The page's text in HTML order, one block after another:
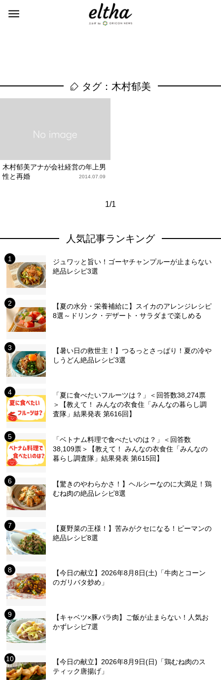
タグ：木村郁美
木村郁美アナが会社経営の年上男
性と再婚
2014.07.09
1/1
人気記事ランキング
ジュワッと旨い！ゴーヤチャンプルーが止まらない
絶品レシピ3選
【夏の水分・栄養補給に】スイカのアレンジレシピ
8選～ドリンク・デザート・サラダまで楽しめる
【暑い日の救世主！】つるっとさっぱり！夏の冷や
しうどん絶品レシピ3選
「夏に食べたいフルーツは？」＜回答数38,274票
＞【教えて！ みんなの衣食住「みんなの暮らし調
査隊」結果発表 第616回】
「ベトナム料理で食べたいのは？」＜回答数
38,109票＞【教えて！ みんなの衣食住「みんなの
暮らし調査隊」結果発表 第615回】
【驚きのやわらかさ！】ヘルシーなのに大満足！鶏
むね肉の絶品レシピ8選
【夏野菜の王様！】苦みがクセになる！ピーマンの
絶品レシピ8選
【今日の献立】2026年8月8日(土)「牛肉とコーン
のガリバタ炒め」
【キャベツ×豚バラ肉】ご飯が止まらない！人気お
かずレシピ7選
【今日の献立】2026年8月9日(日)「鶏むね肉のス
ティック唐揚げ」